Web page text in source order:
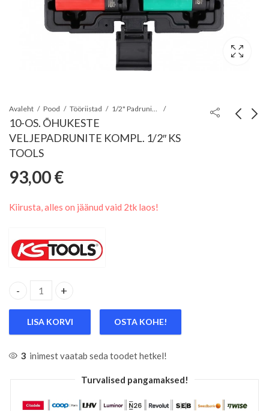
Avaleht Pood Tööriistad
10-OS. ÕHUKESTE
VELJEPADRUNITE KOMPL. 1/2″ KS
TOOLS
93,00€
Kiirusta, alles on jäänud vaid 2tk laos!
10-OS. ÕHUKESTE VELJEPADRUNITE KOMPL. 1/2" KS
LISA KORVI OSTA KOHE!
3 inimest vaatab seda toodet hetkel!
Turvalised pangamaksed!